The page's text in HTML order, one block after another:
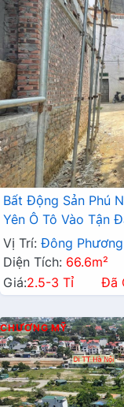
Bất Động Sản Phú
Yên Ô Tô Vào Tận
Rộng
Vị Trí: Đông
Diện Tích: 66.6m²
Giá:2.5-3 Tỉ Đã
CHƯƠNG MỸ